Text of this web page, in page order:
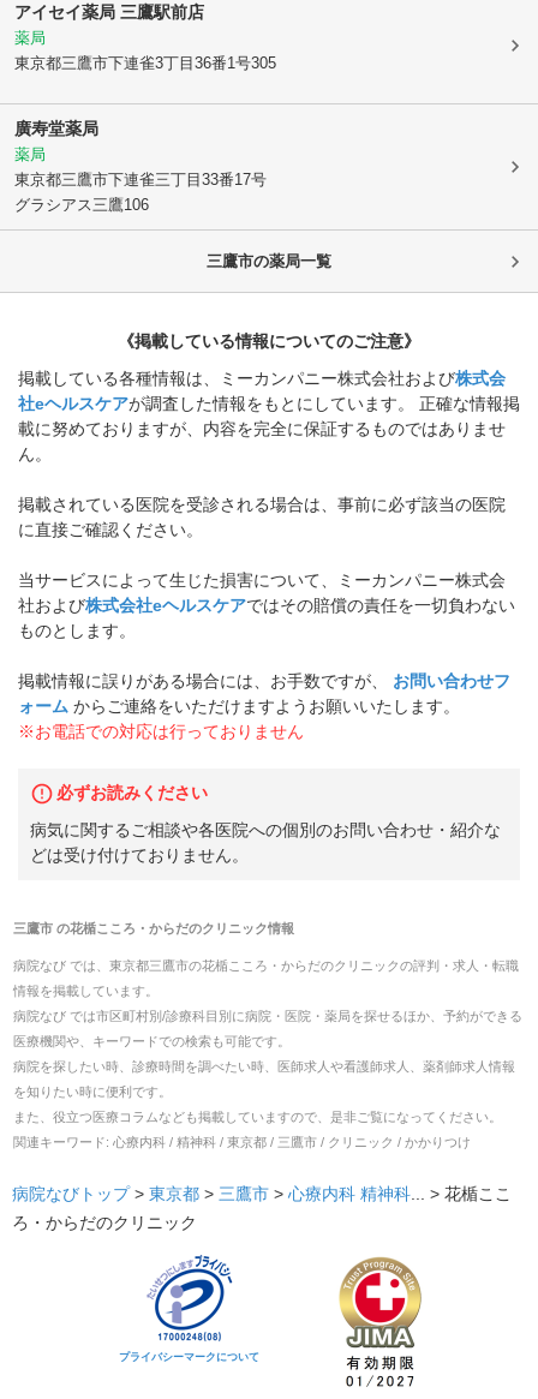
アイセイ薬局 三鷹駅前店
薬局
東京都三鷹市下連雀3丁目36番1号305
廣寿堂薬局
薬局
東京都三鷹市下連雀三丁目33番17号
グラシアス三鷹106
三鷹市の薬局一覧
《掲載している情報についてのご注意》
掲載している各種情報は、ミーカンパニー株式会社および株式会
社eヘルスケアが調査した情報をもとにしています。 正確な情報掲
載に努めておりますが、内容を完全に保証するものではありませ
ん。
掲載されている医院を受診される場合は、事前に必ず該当の医院
に直接ご確認ください。
当サービスによって生じた損害について、ミーカンパニー株式会
社および株式会社eヘルスケアではその賠償の責任を一切負わない
ものとします。
掲載情報に誤りがある場合には、お手数ですが、
お問い合わせフ
ォーム からご連絡をいただけますようお願いいたします。
※お電話での対応は行っておりません
必ずお読みください
病気に関するご相談や各医院への個別のお問い合わせ・紹介な
どは受け付けておりません。
三鷹市の花楯こころ・からだのクリニック情報
病院なび では、 東京都三鷹市の花楯こころ・からだのクリニックの評判・求人・転職
情報を掲載しています。
病院なび では市区町村別/診療科目別に病院・医院・薬局を探せるほか、予約ができる
医療機関や、キーワードでの検索も可能です。
病院を探したい時、診療時間を調べたい時、医師求人や看護師求人、薬剤師求人情報
を知りたい時に便利です。
また、役立つ医療コラムなども掲載していますので、是非ご覧になってください。
関連キーワード: 心療内科 / 精神科 / 東京都 / 三鷹市 / クリニック / かかりつけ
病院なびトップ > 東京都 > 三鷹市 > 心療内科 精神科... > 花楯ここ
ろ・からだのクリニック
プライバシーマークについて